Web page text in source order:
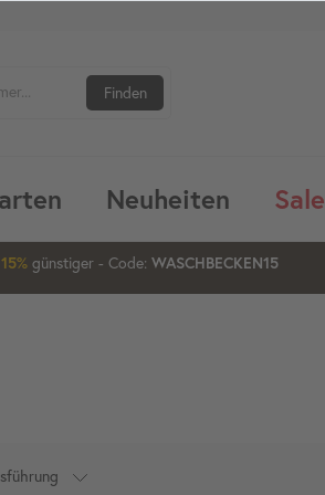
Finden
Neuheiten Sale
1 10 13 29
15%80 cm20%günstiger- Code:XXL-20